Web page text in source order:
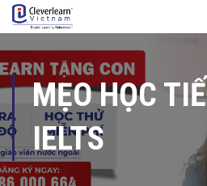
MẸO HỌC
IELTS